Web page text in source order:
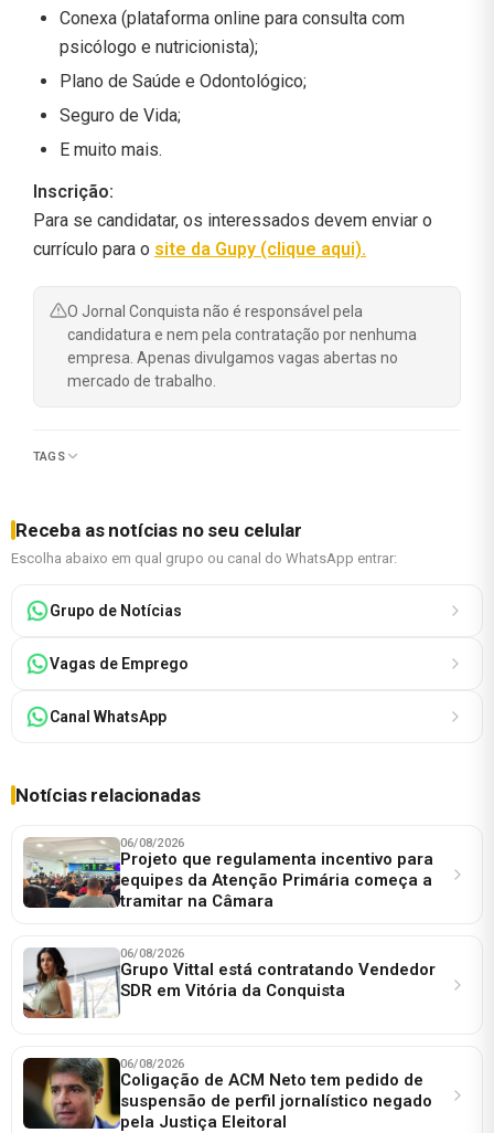
Conexa (plataforma online para consulta com
psicólogo e nutricionista);
Plano de Saúde e Odontológico;
Seguro de Vida;
E muito mais.
Inscrição:
Para se candidatar, os interessados devem enviar o
currículo para o site da Gupy (clique aqui).
O Jornal Conquista não é responsável pela
candidatura e nem pela contratação por nenhuma
empresa. Apenas divulgamos vagas abertas no
mercado de trabalho.
TAGS
Receba as notícias no seu celular
Escolha abaixo em qual grupo ou canal do WhatsApp entrar:
Grupo de Notícias
Vagas de Emprego
Canal WhatsApp
Notícias relacionadas
06/08/2026
Projeto que regulamenta incentivo para
equipes da Atenção Primária começa a
tramitar na Câmara
06/08/2026
Grupo Vittal está contratando Vendedor
SDR em Vitória da Conquista
06/08/2026
Coligação de ACM Neto tem pedido de
suspensão de perfil jornalístico negado
pela Justiça Eleitoral